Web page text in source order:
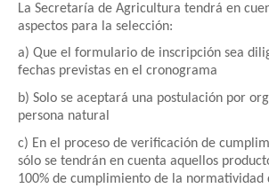
La Secretaría de Agricultura tendrá en
aspectos para la selección:
a) Que el formulario de inscripción sea
fechas previstas en el cronograma
b) Solo se aceptará una postulación por
persona natural
c) En el proceso de verificación de
sólo se tendrán en cuenta aquellos
100% de cumplimiento de la normatividad